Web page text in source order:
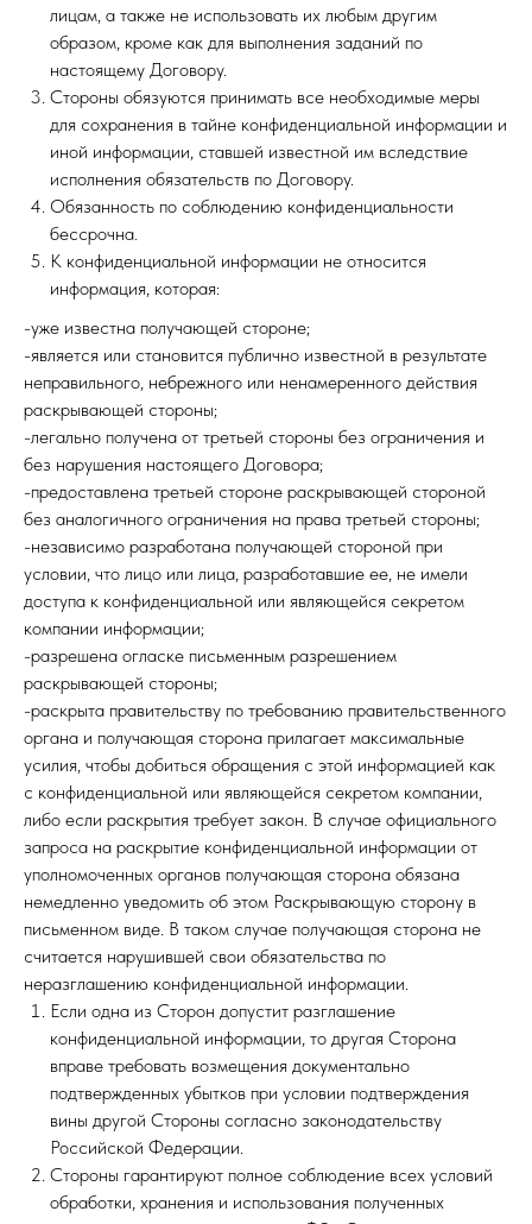
лицам, а также не использовать их любым другим
образом, кроме как для выполнения заданий по
настоящему Договору.
Стороны обязуются принимать все необходимые меры
для сохранения в тайне конфиденциальной информации и
иной информации, ставшей известной им вследствие
исполнения обязательств по Договору.
Обязанность по соблюдению конфиденциальности
бессрочна.
К конфиденциальной информации не относится
информация, которая:
-уже известна получающей стороне;
-является или становится публично известной в результате
неправильного, небрежного или ненамеренного действия
раскрывающей стороны;
-легально получена от третьей стороны без ограничения и
без нарушения настоящего Договора;
-предоставлена третьей стороне раскрывающей стороной
без аналогичного ограничения на права третьей стороны;
-независимо разработана получающей стороной при
условии, что лицо или лица, разработавшие ее, не имели
доступа к конфиденциальной или являющейся секретом
компании информации;
-разрешена огласке письменным разрешением
раскрывающей стороны;
-раскрыта правительству по требованию правительственного
органа и получающая сторона прилагает максимальные
усилия, чтобы добиться обращения с этой информацией как
с конфиденциальной или являющейся секретом компании,
либо если раскрытия требует закон. В случае официального
запроса на раскрытие конфиденциальной информации от
уполномоченных органов получающая сторона обязана
немедленно уведомить об этом Раскрывающую сторону в
письменном виде. В таком случае получающая сторона не
считается нарушившей свои обязательства по
неразглашению конфиденциальной информации.
Если одна из Сторон допустит разглашение
конфиденциальной информации, то другая Сторона
вправе требовать возмещения документально
подтвержденных убытков при условии подтверждения
вины другой Стороны согласно законодательству
Российской Федерации.
Стороны гарантируют полное соблюдение всех условий
обработки, хранения и использования полученных